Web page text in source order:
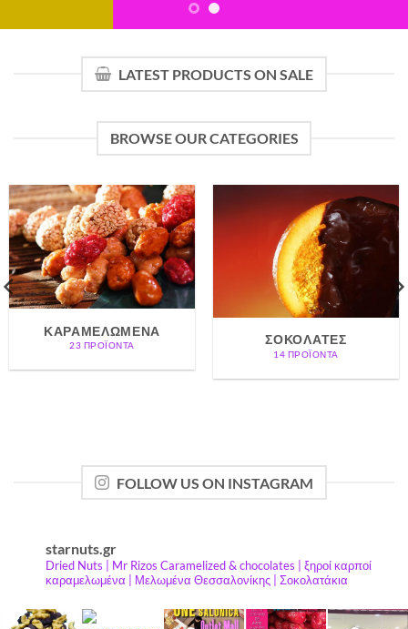
LATEST PRODUCTS ON SALE
BROWSE OUR CATEGORIES
ΚΑΡΑΜΕΛΩΜΈΝΑ
23 ΠΡΟΪΌΝΤΑ ΣΟΚΟΛΆΤΕΣ
14 ΠΡΟΪΌΝΤΑ
FOLLOW US ON INSTAGRAM
starnuts.gr
Dried Nuts | Mr Rizos Caramelized & chocolates | ξηροί καρποί
καραμελωμένα | Μελωμένα Θεσσαλονίκης | Σοκολατάκια